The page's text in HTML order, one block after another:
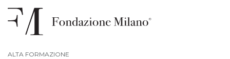
ALTA FORMAZIONE